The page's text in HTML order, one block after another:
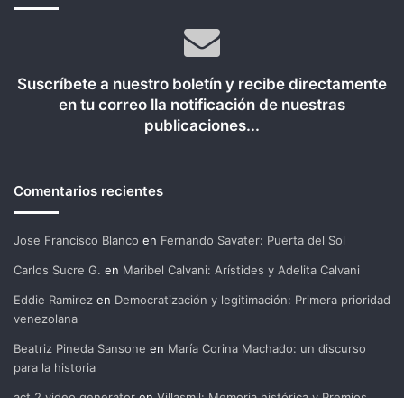
Suscríbete a nuestro boletín y recibe directamente
en tu correo lla notificación de nuestras
publicaciones...
Comentarios recientes
Jose Francisco Blanco en Fernando Savater: Puerta del Sol
Carlos Sucre G. en Maribel Calvani: Arístides y Adelita Calvani
Eddie Ramirez en Democratización y legitimación: Primera prioridad
venezolana
Beatriz Pineda Sansone en María Corina Machado: un discurso
para la historia